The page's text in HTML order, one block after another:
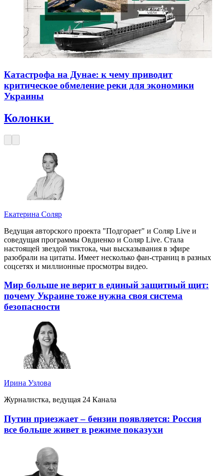
Катастрофа на Дунае: к чему приводит
критическое обмеление реки для экономики
Украины
Колонки
Екатерина Соляр
Ведущая авторского проекта "Подгорает" и Соляр Live и
соведущая программы Овдиенко и Соляр Live. Стала
настоящей звездой тиктока, чьи высказывания в эфире
разобрали на цитаты. Имеет несколько фан-страниц в разных
соцсетях и миллионные просмотры видео.
Мир больше не верит в единый защитный щит:
почему Украине тоже нужна своя система
безопасности
Ирина Узлова
Журналистка, ведущая 24 Канала
Путин приезжает – бензин появляется: Россия
все больше живет в режиме показухи